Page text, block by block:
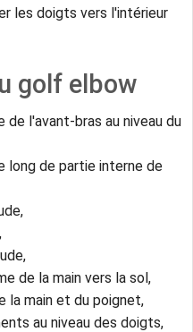
les doigts vers l'intérieur
golf elbow
de l'avant-bras au niveau du
long de partie interne de
de la main vers la sol,
la main et du poignet,
au niveau des doigts,